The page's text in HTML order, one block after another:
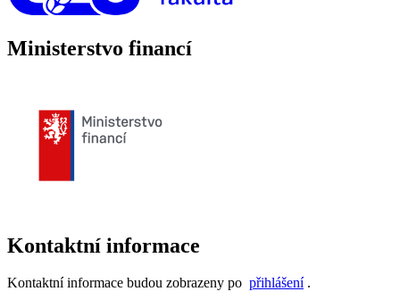
Ministerstvo financí
Kontaktní informace
Kontaktní informace budou zobrazeny po přihlášení.